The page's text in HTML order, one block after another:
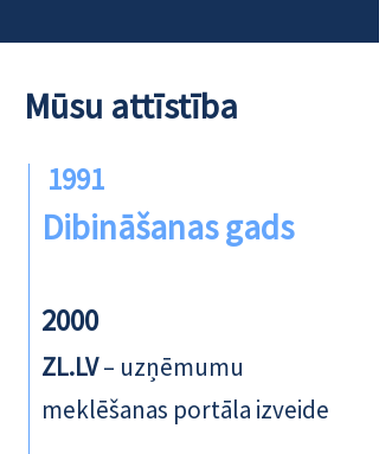
Mūsu attīstība
1991
Dibināšanas gads
2000
ZL.LV– uzņēmumu
meklēšanas portāla izveide